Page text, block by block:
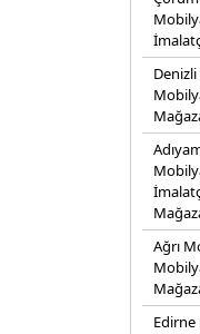
Denizli
Ağrı
Edirne